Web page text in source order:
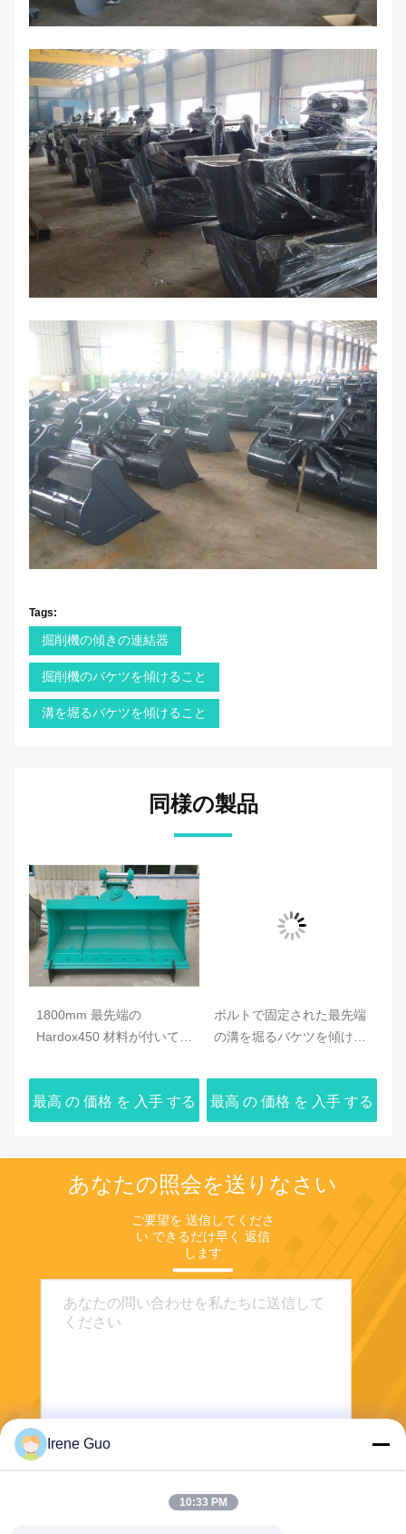
Tags:
掘削機の傾きの連結器
掘削機のバケツを傾けること
溝を堀るバケツを傾けること
同様の製品
1800mm 最先端の
Hardox450 材料が付いてい
のバケツ
最高 の 価格 を 入手 する
ボルトで固定された最先端
の溝を堀るバケツを傾ける
最高 の 価格 を 入手 する
あなたの照会を送りなさい
ご要望を 送信してくださ
い できるだけ早く 返信
します
Irene Guo
10:33 PM